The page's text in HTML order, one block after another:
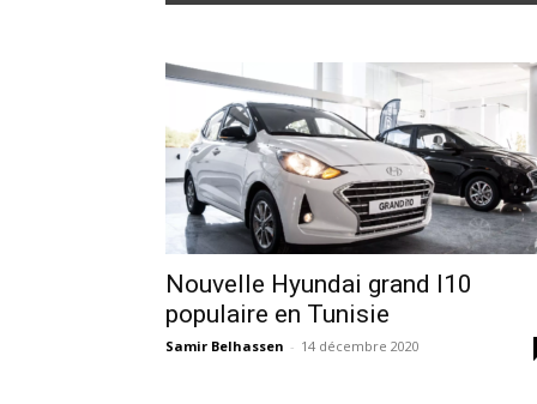
Nouvelle Hyundai grand I10
populaire en Tunisie
Samir Belhassen - 14 décembre 2020